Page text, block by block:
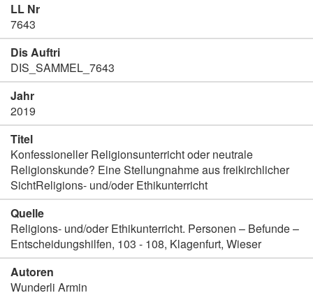
LL Nr
7643
Dis Auftri
DIS_SAMMEL_7643
Jahr
2019
Titel
Konfessioneller Religionsunterricht oder neutrale
Religionskunde? Eine Stellungnahme aus freikirchlicher
SichtReligions- und/oder Ethikunterricht
Quelle
Religions- und/oder Ethikunterricht. Personen – Befunde –
Entscheidungshilfen, 103 - 108, Klagenfurt, Wieser
Autoren
Wunderli Armin